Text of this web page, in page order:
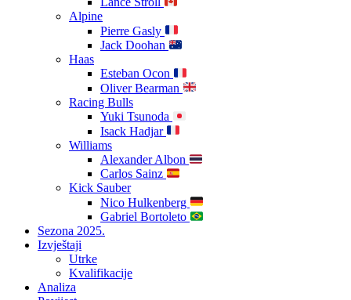
Alpine
Pierre Gasly
Jack Doohan
Haas
Esteban Ocon
Oliver Bearman
Racing Bulls
Yuki Tsunoda
Isack Hadjar
Williams
Alexander Albon
Carlos Sainz
Kick Sauber
Nico Hulkenberg
Gabriel Bortoleto
Sezona 2025.
Izvještaji
Utrke
Kvalifikacije
Analiza